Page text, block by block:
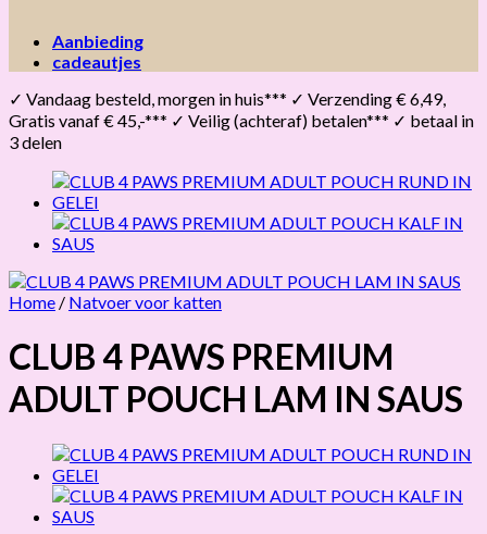
Aanbieding
cadeautjes
✓ Vandaag besteld, morgen in huis*** ✓ Verzending € 6,49,
Gratis vanaf € 45,-*** ✓ Veilig (achteraf) betalen*** ✓ betaal in
3 delen
Home / Natvoer voor katten
CLUB 4 PAWS PREMIUM
ADULT POUCH LAM IN SAUS